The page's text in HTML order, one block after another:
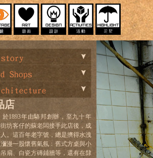
店
1893年由駱邦創辦，至九十年
坊客仔的蘇老闆接手此店後，成
。這百年老字號，總是擠得水洩
漫一股懷舊氣氛﹕舊式方桌與小
扇、白瓷方磚鋪牆等，還有在隸